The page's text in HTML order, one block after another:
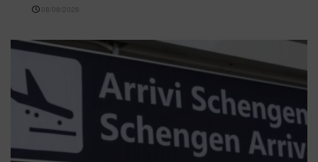
08/08/2026